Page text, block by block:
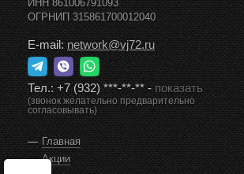
ИНН 861006791093
ОГРНИП 315861700012040
E-mail:network@vj72.ru
Тел.:+7 (932) ***-**-**-показать
(звонок желательно предварительно
согласовывать)
Главная
Акции